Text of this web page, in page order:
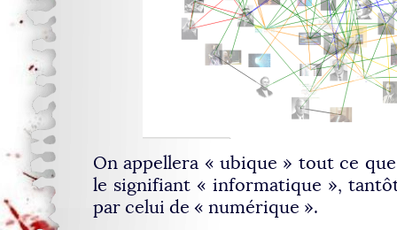
On appellera « ubique » tout ce
le signifiant « informatique »,
par celui de « numérique ».